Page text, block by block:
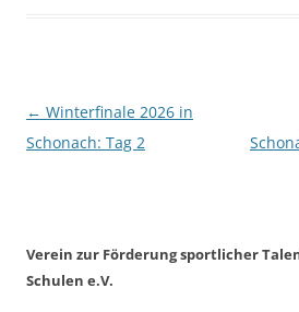
Beitragsnavigation
← Winterfinale 2026 in
Schonach: Tag 2
Verein zur Förderung sportlicher
Schulen e.V.